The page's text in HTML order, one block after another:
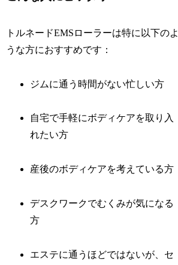
トルネードEMSローラーは特に以下のよ
うな方におすすめです：
ジムに通う時間がない忙しい方
自宅で手軽にボディケアを取り入
れたい方
産後のボディケアを考えている方
デスクワークでむくみが気になる
方
エステに通うほどではないが、セ